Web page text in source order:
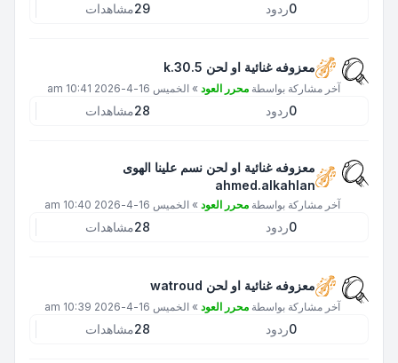
0ردود 29مشاهدات
معزوفه غنائية او لحن k.30.5
آخر مشاركة بواسطة محرر العود » الخميس 16-4-2026 10:41 am
0ردود 28مشاهدات
معزوفه غنائية او لحن نسم علينا الهوى
ahmed.alkahlan
آخر مشاركة بواسطة محرر العود » الخميس 16-4-2026 10:40 am
0ردود 28مشاهدات
معزوفه غنائية او لحن watroud
آخر مشاركة بواسطة محرر العود » الخميس 16-4-2026 10:39 am
0ردود 28مشاهدات